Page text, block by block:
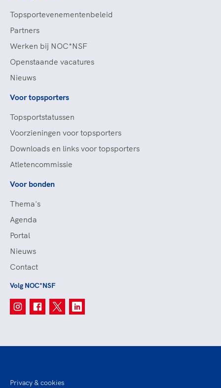
Topsportevenementenbeleid
Partners
Werken bij NOC*NSF
Openstaande vacatures
Nieuws
Voor topsporters
Topsportstatussen
Voorzieningen voor topsporters
Downloads en links voor topsporters
Atletencommissie
Voor bonden
Thema's
Agenda
Portal
Nieuws
Contact
Volg NOC*NSF
Privacy & cookies